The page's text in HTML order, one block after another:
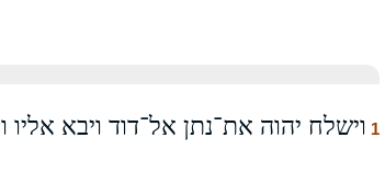
1 וישלח יהוה את־נתן אל־דוד ויבא